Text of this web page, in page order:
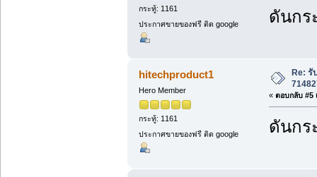
กระทู้: 1161
ประกาศขายของฟรี ติด google
ดันกร
hitechproduct1
Hero Member
กระทู้: 1161
ประกาศขายของฟรี ติด google
Re:
« ตอบกลับ #5
ดันกร